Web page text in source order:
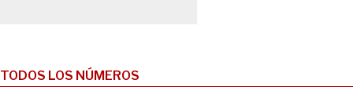
TODOS LOS NÚMEROS